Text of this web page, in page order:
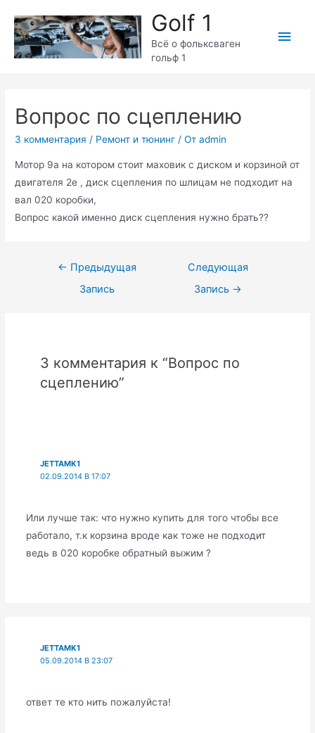
содержимому
Golf 1
Всё о фольксваген
гольф 1
Вопрос по сцеплению
3 комментария / Ремонт и тюнинг / От admin
Мотор 9а на котором стоит маховик с диском и корзиной от
двигателя 2е , диск сцепления по шлицам не подходит на
вал 020 коробки,
Вопрос какой именно диск сцепления нужно брать??
Навигация
← Предыдущая
Запись
Следующая
Запись →
3 комментария к “Вопрос по
сцеплению”
JETTAMK1
02.09.2014 В 17:07
Или лучше так: что нужно купить для того чтобы все
работало, т.к корзина вроде как тоже не подходит
ведь в 020 коробке обратный выжим ?
JETTAMK1
05.09.2014 В 23:07
ответ те кто нить пожалуйста!